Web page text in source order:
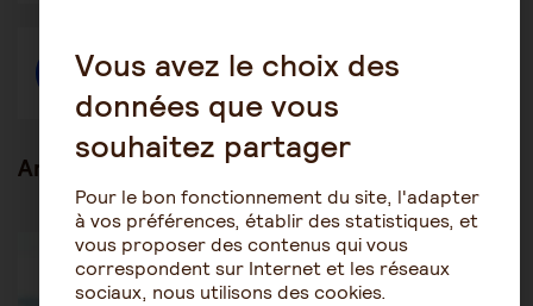
Créer une discussion à propos de l'article
Articles en lien
Être aidant Le rôle de l'aidant
Vous avez le choix des
données que vous
souhaitez partager
Pour le bon fonctionnement du site, l'adapter
à vos préférences, établir des statistiques, et
vous proposer des contenus qui vous
correspondent sur Internet et les réseaux
sociaux, nous utilisons des cookies.